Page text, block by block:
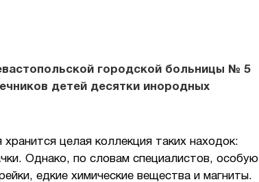
городской больницы № 5
детей десятки инородных
целая коллекция таких находок:
Однако, по словам специалистов, особую
едкие химические вещества и магниты.